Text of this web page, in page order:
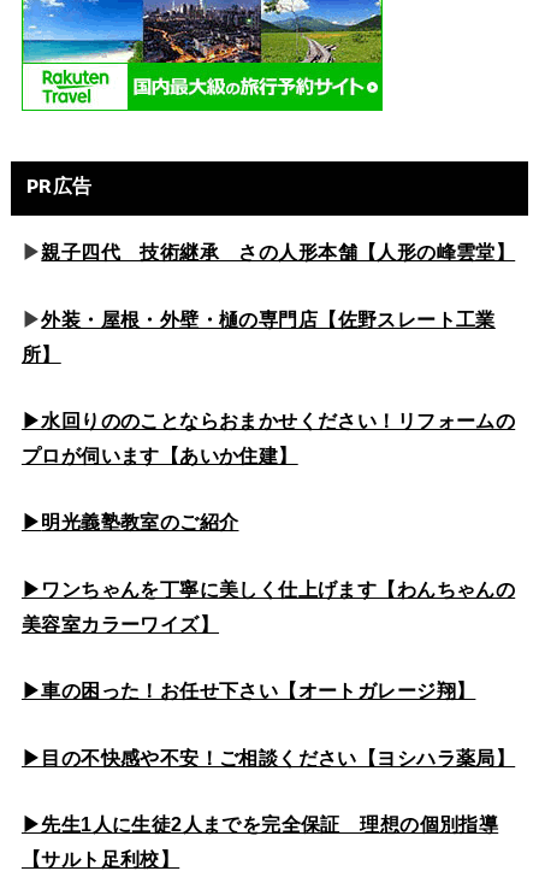
PR広告
▶親子四代 技術継承 さの人形本舗【人形の峰雲堂】
▶外装・屋根・外壁・樋の専門店【佐野スレート工業
所】
▶水回りののことならおまかせください！リフォームの
プロが伺います【あいか住建】
▶明光義塾教室のご紹介
▶ワンちゃんを丁寧に美しく仕上げます【わんちゃんの
美容室カラーワイズ】
▶車の困った！お任せ下さい【オートガレージ翔】
▶目の不快感や不安！ご相談ください【ヨシハラ薬局】
▶先生1人に生徒2人までを完全保証 理想の個別指導
【サルト足利校】